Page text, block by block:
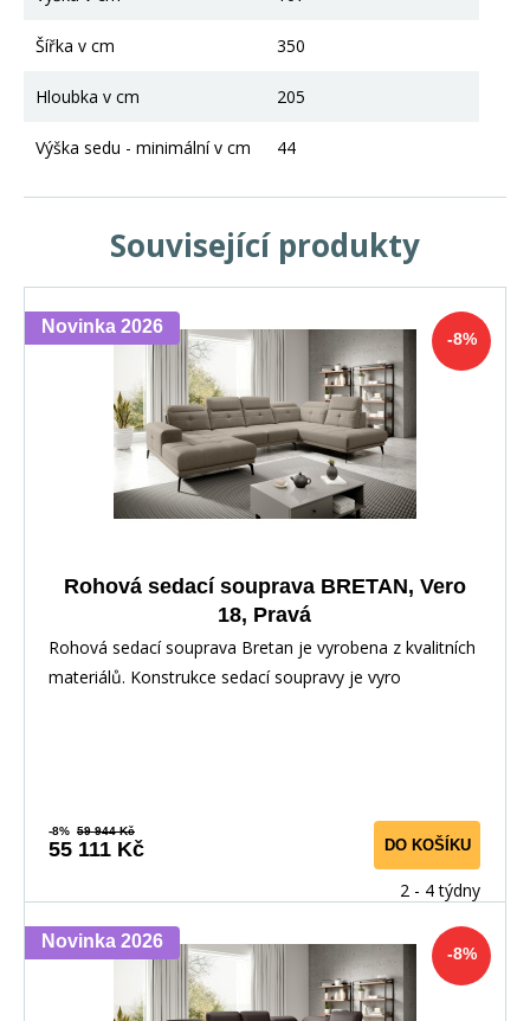
Šířka v cm 350
Hloubka v cm 205
Výška sedu - minimální v cm 44
Související produkty
-8%
Novinka 2026
Rohová sedací souprava BRETAN, Vero
18, Pravá
Rohová sedací souprava Bretan je vyrobena z kvalitních
materiálů. Konstrukce sedací soupravy je vyro
-8% 59 944 Kč
55 111 Kč DO KOŠÍKU
2 - 4 týdny
-8%
Novinka 2026